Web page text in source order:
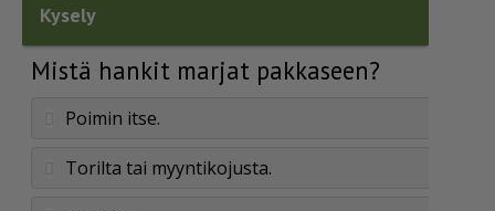
Kysely
Mistä hankit marjat pakkaseen?
Poimin itse.
Torilta tai myyntikojusta.